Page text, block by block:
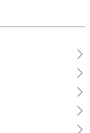
zu
Fotos und
Kampagne oder als